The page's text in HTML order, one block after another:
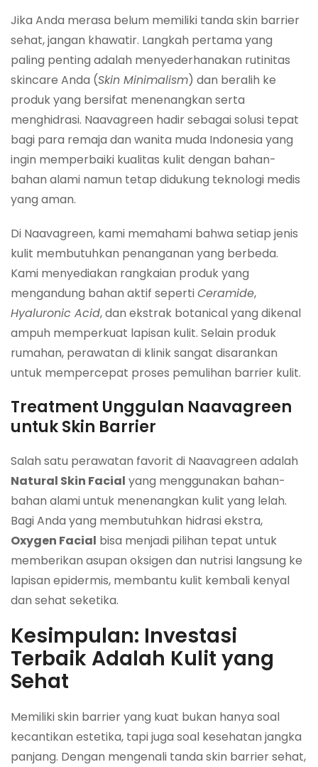
Jika Anda merasa belum memiliki tanda skin barrier
sehat, jangan khawatir. Langkah pertama yang
paling penting adalah menyederhanakan rutinitas
skincare Anda (Skin Minimalism) dan beralih ke
produk yang bersifat menenangkan serta
menghidrasi. Naavagreen hadir sebagai solusi tepat
bagi para remaja dan wanita muda Indonesia yang
ingin memperbaiki kualitas kulit dengan bahan-
bahan alami namun tetap didukung teknologi medis
yang aman.
Di Naavagreen, kami memahami bahwa setiap jenis
kulit membutuhkan penanganan yang berbeda.
Kami menyediakan rangkaian produk yang
mengandung bahan aktif sepertiCeramide,
Hyaluronic Acid, dan ekstrak botanical yang dikenal
ampuh memperkuat lapisan kulit. Selain produk
rumahan, perawatan di klinik sangat disarankan
untuk mempercepat proses pemulihan barrier kulit.
Treatment Unggulan Naavagreen
untuk Skin Barrier
Salah satu perawatan favorit di Naavagreen adalah
Natural Skin Facial yang menggunakan bahan-
bahan alami untuk menenangkan kulit yang lelah.
Bagi Anda yang membutuhkan hidrasi ekstra,
Oxygen Facial bisa menjadi pilihan tepat untuk
memberikan asupan oksigen dan nutrisi langsung ke
lapisan epidermis, membantu kulit kembali kenyal
dan sehat seketika.
Kesimpulan: Investasi
Terbaik Adalah Kulit yang
Sehat
Memiliki skin barrier yang kuat bukan hanya soal
kecantikan estetika, tapi juga soal kesehatan jangka
panjang. Dengan mengenali tanda skin barrier sehat,